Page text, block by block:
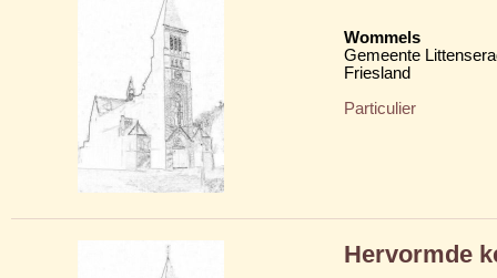
Wommels
Gemeente
Friesland
Particulier
Hervormde